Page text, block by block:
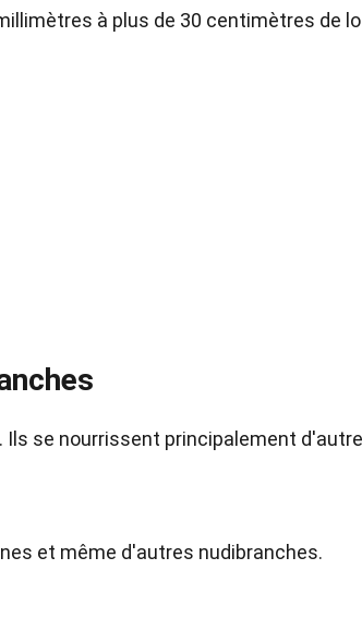
à plus de 30 centimètres de
se nourrissent principalement
et même d'autres nudibranches.